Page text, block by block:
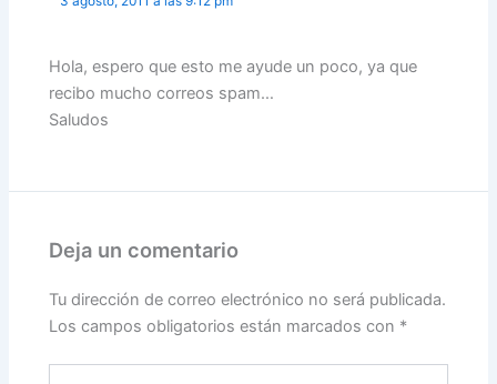
Hola, espero que esto me ayude un poco, ya que
recibo mucho correos spam…
Saludos
Deja un comentario
Tu dirección de correo electrónico no será publicada.
Los campos obligatorios están marcados con *